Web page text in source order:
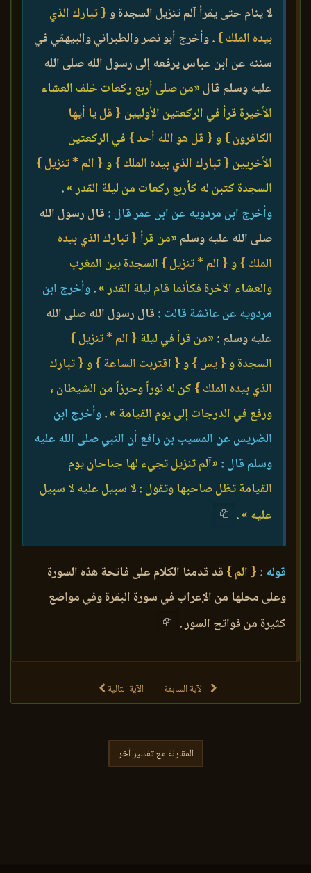
لا ينام حتى يقرأ آلم تنزيل السجدة و{ تبارك الذي
بيده الملك }. وأخرج أبو نصر والطبراني والبيهقي في
سننه عن ابن عباس يرفعه إلى رسول الله صلى الله
عليه وسلم قال «من صلى أربع ركعات خلف العشاء
الأخيرة قرأ في الركعتين الأوليين { قل يا أيها
الكافرون }و{ قل هو الله أحد } في الركعتين
الأخريين { تبارك الذي بيده الملك }و{ الم * تنزيل }
السجدة كتبن له كأربع ركعات من ليلة القدر ».
وأخرج ابن مردويه عن ابن عمر قال : قال رسول الله
صلى الله عليه وسلم «من قرأ { تبارك الذي بيده
الملك }و{ الم * تنزيل } السجدة بين المغرب
والعشاء الآخرة فكأنما قام ليلة القدر ».وأخرج ابن
مردويه عن عائشة قالت : قال رسول الله صلى الله
عليه وسلم : «من قرأ في ليلة { الم * تنزيل }
السجدة و{ يس }و{ اقتربت الساعة }و{ تبارك
الذي بيده الملك } كن له نوراً وحرزاً من الشيطان ،
ورفع في الدرجات إلى يوم القيامة ».وأخرج ابن
الضريس عن المسيب بن رافع أن النبي صلى الله عليه
وسلم قال : «آلم تنزيل تجيء لها جناحان يوم
القيامة تظل صاحبها وتقول : لا سبيل عليه لا سبيل
عليه ».
قوله : { الم } قد قدمنا الكلام على فاتحة هذه السورة
وعلى محلها من الإعراب في سورة البقرة وفي مواضع
كثيرة من فواتح السور .
الآية السابقة الآية التالية
المقارنة مع تفسير آخر